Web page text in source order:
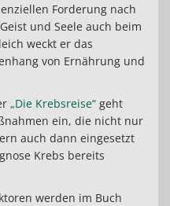
Forderung nach
und Seele auch beim
weckt er das
von Ernährung und
„Die Krebsreise“ geht
ein, die nicht nur
auch dann eingesetzt
Krebs bereits
werden im Buch